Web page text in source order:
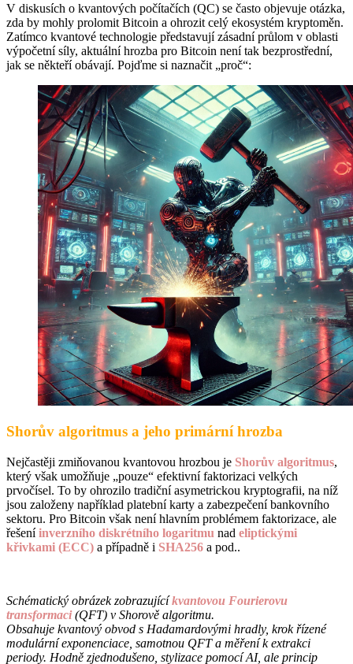
V diskusích o kvantových počítačích (QC) se často objevuje otázka,
zda by mohly prolomit Bitcoin a ohrozit celý ekosystém kryptoměn.
Zatímco kvantové technologie představují zásadní průlom v oblasti
výpočetní síly, aktuální hrozba pro Bitcoin není tak bezprostřední,
jak se někteří obávají. Pojďme si naznačit „proč“:
Shorův algoritmus a jeho primární hrozba
Nejčastěji zmiňovanou kvantovou hrozbou je Shorův algoritmus,
který však umožňuje „pouze“ efektivní faktorizaci velkých
prvočísel. To by ohrozilo tradiční asymetrickou kryptografii, na níž
jsou založeny například platební karty a zabezpečení bankovního
sektoru. Pro Bitcoin však není hlavním problémem faktorizace, ale
řešeníinverzního diskrétního logaritmu nad eliptickými
křivkami (ECC) a případně i SHA256 a pod..
Schématický obrázek zobrazujícíkvantovou Fourierovu
transformaci(QFT) v Shorově algoritmu.
Obsahuje kvantový obvod s Hadamardovými hradly, krok řízené
modulární exponenciace, samotnou QFT a měření k extrakci
periody. Hodně zjednodušeno, stylizace pomocí AI, ale princip